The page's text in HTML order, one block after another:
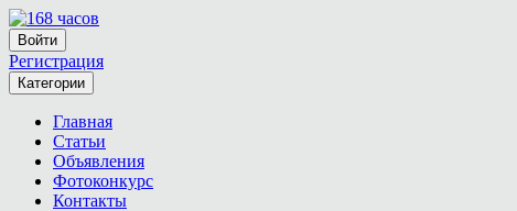
Войти
Регистрация
Категории
Главная
Статьи
Объявления
Фотоконкурс
Контакты